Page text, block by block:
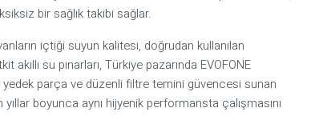
bir sağlık takibi sağlar.
içtiği suyun kalitesi, doğrudan kullanılan
akıllı su pınarları, Türkiye pazarında EVOFONE
yedek parça ve düzenli filtre temini güvencesi sunan
boyunca aynı hijyenik performansta çalışmasını